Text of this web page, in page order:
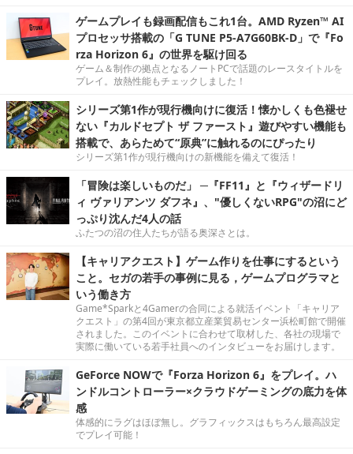
ゲームプレイも録画配信もこれ1台。AMD Ryzen™ AI
プロセッサ搭載の「G TUNE P5-A7G60BK-D」で『Fo
rza Horizon 6』の世界を駆け回る
ゲーム＆制作の拠点となるノートPCで話題のレースタイトルを
プレイ。放熱性能もチェックしました！
シリーズ第1作が現行機向けに復活！懐かしくも色褪せ
ない『カルドセプト ザ ファースト』遊びやすい機能も
搭載で、あらためて“原典”に触れるのにぴったり
シリーズ第1作が現行機向けの新機能を備えて復活！
「冒険は楽しいものだ」 ─『FF11』と『ウィザードリ
ィ ヴァリアンツ ダフネ』、"優しくないRPG"の沼にど
っぷり沈んだ4人の話
ふたつの沼の住人たちが語る奥深さとは。
【キャリアクエスト】ゲーム作りを仕事にするという
こと。セガの若手の事例に見る，ゲームプログラマと
いう働き方
Game*Sparkと4Gamerの合同による就活イベント「キャリア
クエスト」の第4回が東京都立産業貿易センター浜松町館で開催
されました。このイベントに合わせて取材した、各社の現場で
実際に働いている若手社員へのインタビューをお届けします。
GeForce NOWで『Forza Horizon 6』をプレイ。ハ
ンドルコントローラー×クラウドゲーミングの底力を体
感
体感的にラグはほぼ無し。グラフィックスはもちろん最高設定
でプレイ可能！